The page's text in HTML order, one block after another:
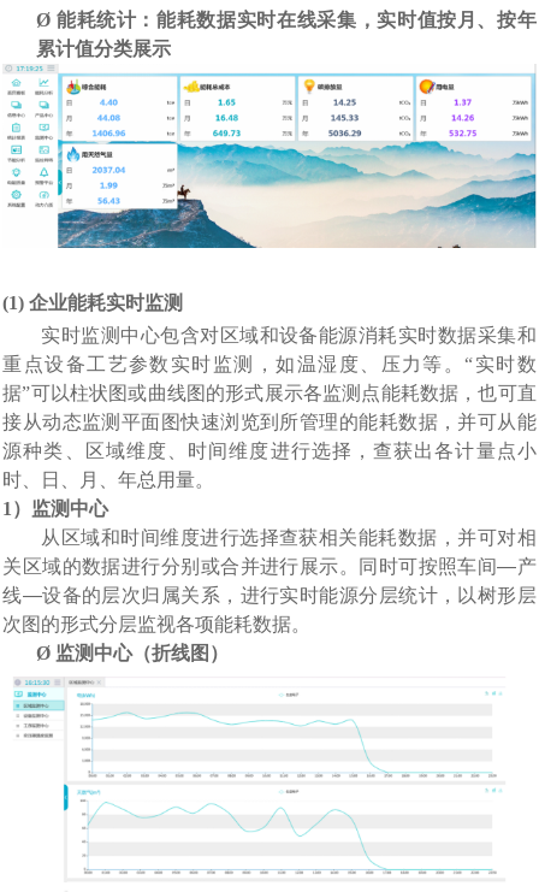
Ø 能耗统计：能耗数据实时在线采集，实时值按月、按年
累计值分类展示
(1)企业能耗实时监测
实时监测中心包含对区域和设备能源消耗实时数据采集和
重点设备工艺参数实时监测，如温湿度、压力等。“实时数
据”可以柱状图或曲线图的形式展示各监测点能耗数据，也可直
接从动态监测 平面图快速浏览到所管理的能耗数据， 并可从能
源种类、区域维度、时间维度进行选择，查获出各计量点小
时、日、月、年总用量。
1 ）监测中心
从区域和时间维度进行选择查获相关能耗数据，并可对相
关区域的数据进行分别或合并进行展示。 同时可按照车间—产
线—设备的层次归属关系，进行实时能源分层统计，以树形层
次图的形式分层监视各项能耗数据。
Ø 监测中心（折线图）